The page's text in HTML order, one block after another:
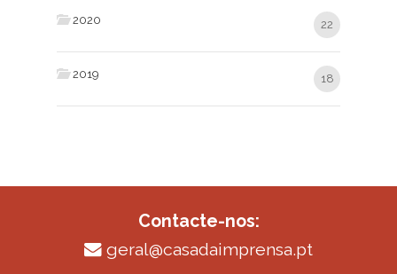
2020 22
2019 18
Contacte-nos:
geral@casadaimprensa.pt